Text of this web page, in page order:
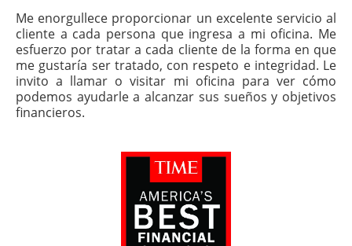
Me enorgullece proporcionar un excelente servicio al
cliente a cada persona que ingresa a mi oficina. Me
esfuerzo por tratar a cada cliente de la forma en que
me gustaría ser tratado, con respeto e integridad. Le
invito a llamar o visitar mi oficina para ver cómo
podemos ayudarle a alcanzar sus sueños y objetivos
financieros.